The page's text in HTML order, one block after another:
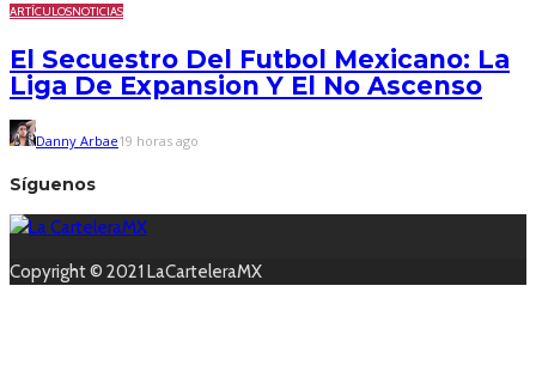
ARTÍCULOSNOTICIAS
El Secuestro Del Futbol Mexicano: La
Liga De Expansion Y El No Ascenso
Danny Arbae19 horas ago
Síguenos
Copyright © 2021 LaCarteleraMX